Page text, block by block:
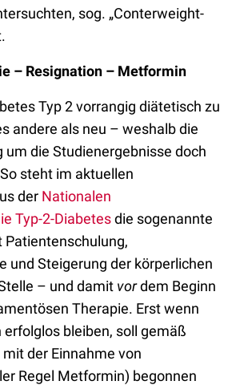
sog. „Conterweight-
– Resignation – Metformin
Typ 2 vorrangig diätetisch zu
andere als neu – weshalb die
um die Studienergebnisse doch
steht im aktuellen
der Nationalen
Typ-2-Diabetesdie sogenannte
Patientenschulung,
und Steigerung der körperlichen
– und damit vordem Beginn
Therapie. Erst wenn
bleiben, soll gemäß
der Einnahme von
Regel Metformin) begonnen